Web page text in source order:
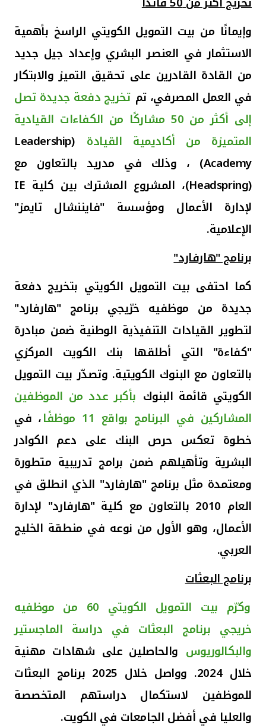
وإيمانًا من بيت التمويل الكويتي الراسخ بأهمية
الاستثمار في العنصر البشري وإعداد جيل جديد
من القادة القادرين على تحقيق التميز والابتكار
في العمل المصرفي، تم تخريج دفعة جديدة تصل
إلى أكثر من 50 مشاركًا من الكفاءات القيادية
المتميزة من أكاديمية القيادة
(Leadership
Academy
) ، وذلك في مدريد بالتعاون مع
(
Headspring)، المشروع المشترك بين كلية IE
لإدارة الأعمال ومؤسسة "فايننشال تايمز"
الإعلامية.
برنامج "هارفارد"
كما احتفى بيت التمويل الكويتي بتخريج دفعة
جديدة من موظفيه خرّيجي برنامج "هارفارد"
لتطوير القيادات التنفيذية الوطنية ضمن مبادرة
"كفاءة" التي أطلقها بنك الكويت المركزي
بالتعاون مع البنوك الكويتية. وتصدّر بيت التمويل
الكويتي قائمة البنوك بأكبر عدد من الموظفين
المشاركين في البرنامج بواقع 11 موظفًا
، في
خطوة تعكس حرص البنك على دعم الكوادر
البشرية وتأهيلهم ضمن برامج تدريبية متطورة
ومعتمدة مثل برنامج "هارفارد" الذي انطلق في
العام 2010 بالتعاون مع كلية "هارفارد" لإدارة
الأعمال، وهو الأول من نوعه في منطقة الخليج
العربي.
برنامج البعثات
وكرّم بيت التمويل الكويتي 60 من موظفيه
خريجي برنامج البعثات في دراسة الماجستير
والبكالوريوس والحاصلين على شهادات مهنية
خلال 2024. وواصل خلال 2025 برنامج البعثات
للموظفين لاستكمال دراستهم المتخصصة
والعليا في أفضل الجامعات في الكويت.